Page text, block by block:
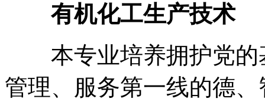
有机化工生产技术
本专业培养拥护党的
管理、服务第一线的德